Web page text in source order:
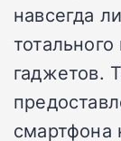
навсегда
гаджетов.
смартфона